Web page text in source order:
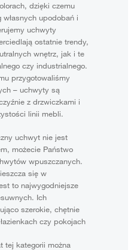
dzięki czemu
własnych upodobań i
uchwyty
ostatnie trendy,
wnętrz, jak i te
czy industrialnego.
przygotowaliśmy
– uchwyty są
z drzwiczkami i
linii mebli.
uchwyt nie jest
możecie Państwo
wpuszczanych.
się w
to najwygodniejsze
Ich
szerokie, chętnie
czy pokojach
tej kategorii można